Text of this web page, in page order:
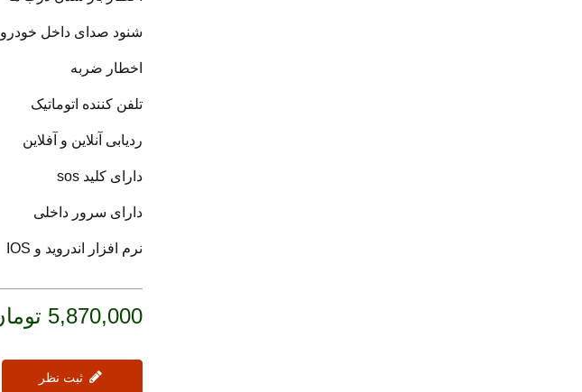
شنود صدای داخل خودرو
اخطار ضربه
تلفن کننده اتوماتیک
ردیابی آنلاین و آفلاین
دارای کلید sos
دارای سرور داخلی
نرم افزار اندروید و IOS
5,870,000 تومان
ثبت نظر